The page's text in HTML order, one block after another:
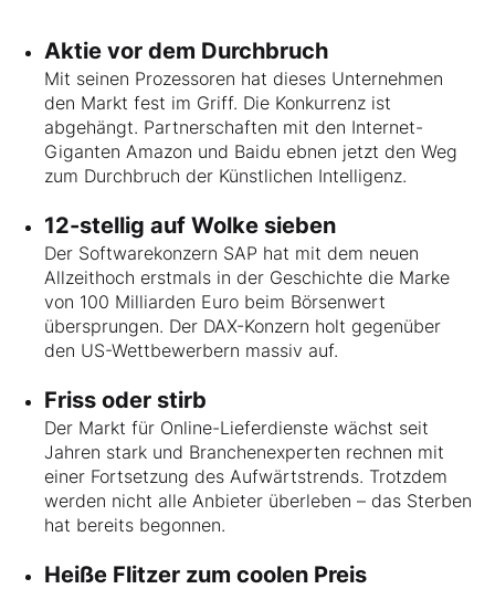
Aktie vor dem Durchbruch
Mit seinen Prozessoren hat dieses Unternehmen
den Markt fest im Griff. Die Konkurrenz ist
abgehängt. Partnerschaften mit den Internet-
Giganten Amazon und Baidu ebnen jetzt den Weg
zum Durchbruch der Künstlichen Intelligenz.
12-stellig auf Wolke sieben
Der Softwarekonzern SAP hat mit dem neuen
Allzeithoch erstmals in der Geschichte die Marke
von 100 Milliarden Euro beim Börsenwert
übersprungen. Der DAX-Konzern holt gegenüber
den US-Wettbewerbern massiv auf.
Friss oder stirb
Der Markt für Online-Lieferdienste wächst seit
Jahren stark und Branchenexperten rechnen mit
einer Fortsetzung des Aufwärtstrends. Trotzdem
werden nicht alle Anbieter überleben – das Sterben
hat bereits begonnen.
Heiße Flitzer zum coolen Preis